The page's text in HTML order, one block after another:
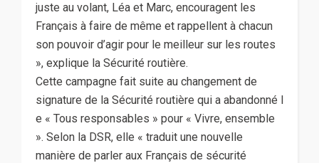
juste au volant, Léa et Marc, encouragent les
Français à faire de même et rappellent à chacun
son pouvoir d’agir pour le meilleur sur les routes
», explique la Sécurité routière.
Cette campagne fait suite au changement de
signature de la Sécurité routière qui a abandonné l
e « Tous responsables » pour « Vivre, ensemble
». Selon la DSR, elle « traduit une nouvelle
manière de parler aux Français de sécurité